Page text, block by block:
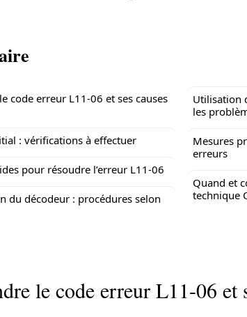
code erreur L11-06 et ses causes
: vérifications à effectuer
pour résoudre l’erreur L11-06
du décodeur : procédures selon
Utilisation
les
Mesures
erreurs
Quand et
technique
le code erreur L11-06 et